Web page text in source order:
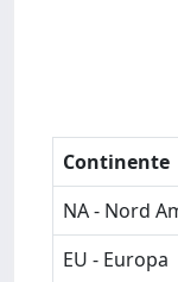
Continente
NA - Nord
EU - Europa